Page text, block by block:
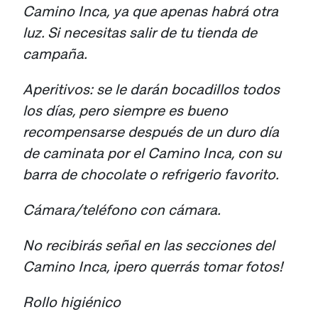
Camino Inca, ya que apenas habrá otra
luz. Si necesitas salir de tu tienda de
campaña.
Aperitivos: se le darán bocadillos todos
los días, pero siempre es bueno
recompensarse después de un duro día
de caminata por el Camino Inca, con su
barra de chocolate o refrigerio favorito.
Cámara/teléfono con cámara.
No recibirás señal en las secciones del
Camino Inca, ¡pero querrás tomar fotos!
Rollo higiénico